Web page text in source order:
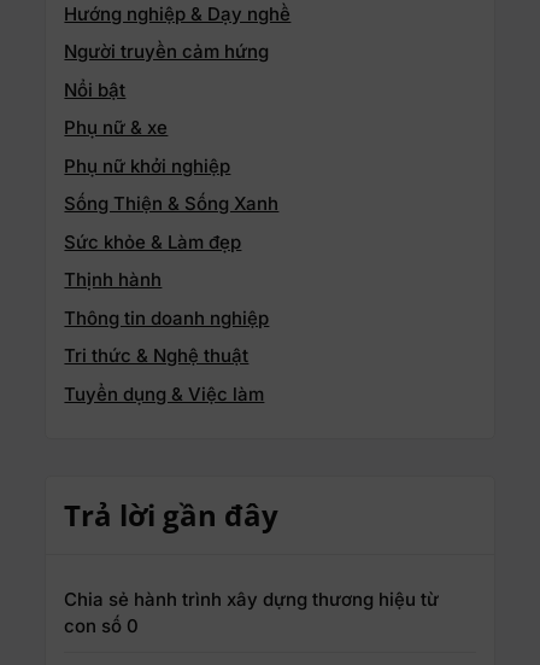
Hướng nghiệp & Dạy nghề
Người truyền cảm hứng
Nổi bật
Phụ nữ & xe
Phụ nữ khởi nghiệp
Sống Thiện & Sống Xanh
Sức khỏe & Làm đẹp
Thịnh hành
Thông tin doanh nghiệp
Tri thức & Nghệ thuật
Tuyển dụng & Việc làm
Trả lời gần đây
Chia sẻ hành trình xây dựng thương hiệu từ
con số 0